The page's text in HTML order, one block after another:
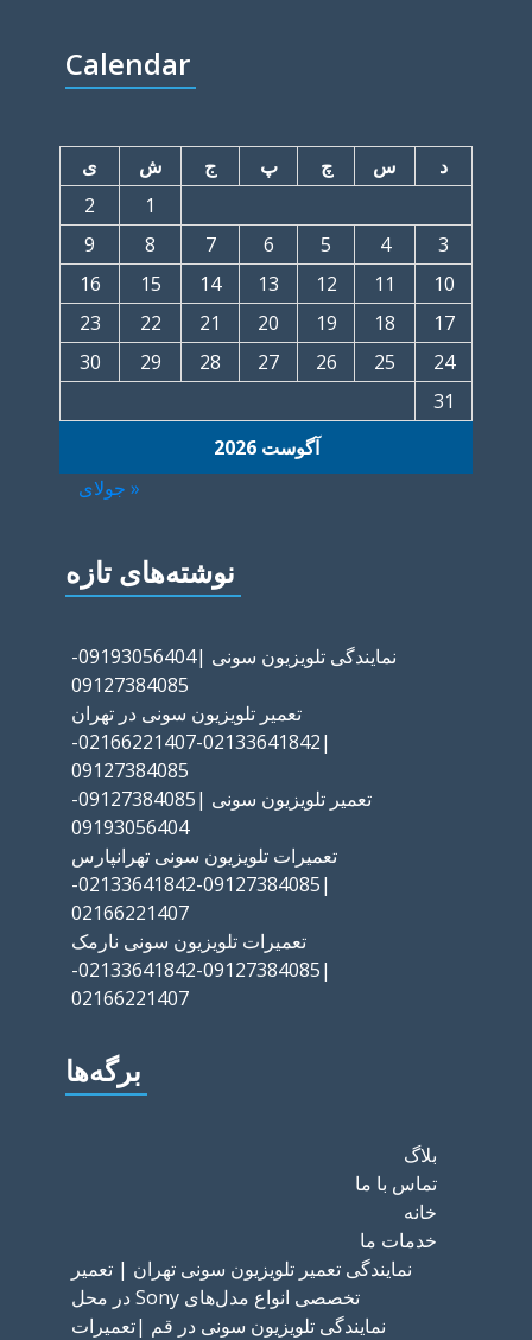
Calendar
آگوست 2026
د س چ پ ج ش
ی
1
2
3
4
5
6
7
8
9
10
11
12
13
14
15
16
17
18
19
20
21
22
23
24
25
26
27
28
29
30
31
« جولای
نوشته‌های تازه
نمایندگی تلویزیون سونی |09193056404-
09127384085
تعمیر تلویزیون سونی در تهران
|02133641842-02166221407-
09127384085
تعمیر تلویزیون سونی |09127384085-
09193056404
تعمیرات تلویزیون سونی تهرانپارس
|09127384085-02133641842-
02166221407
تعمیرات تلویزیون سونی نارمک
|09127384085-02133641842-
02166221407
برگه‌ها
بلاگ
تماس با ما
خانه
خدمات ما
نمایندگی تعمیر تلویزیون سونی تهران | تعمیر
تخصصی انواع مدل‌های Sony در محل
نمایندگی تلویزیون سونی در قم |تعمیرات